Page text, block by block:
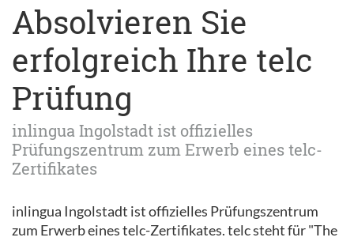
Absolvieren Sie
erfolgreich Ihre telc
Prüfung
inlingua Ingolstadt ist offizielles
Prüfungszentrum zum Erwerb eines telc-
Zertifikates
inlingua Ingolstadt ist offizielles Prüfungszentrum
zum Erwerb eines telc-Zertifikates. telc steht für "The